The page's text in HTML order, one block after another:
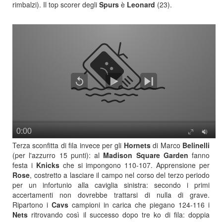
rimbalzi). Il top scorer degli Spurs è Leonard (23).
Terza sconfitta di fila invece per gli Hornetsdi Marco Belinelli
(per l'azzurro 15 punti): al Madison Square Garden fanno
festa i Knicks che si impongono 110-107. Apprensione per
Rose, costretto a lasciare il campo nel corso del terzo periodo
per un infortunio alla caviglia sinistra: secondo i primi
accertamenti non dovrebbe trattarsi di nulla di grave.
Ripartono i Cavs campioni in carica che piegano 124-116 i
Nets ritrovando così il successo dopo tre ko di fila: doppia